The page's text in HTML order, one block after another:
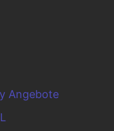
Angebote